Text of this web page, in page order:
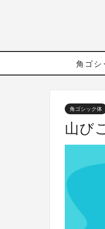
角ゴシ
角ゴシック体
山び